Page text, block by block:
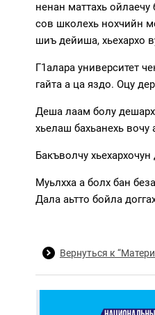
ненан маттахь
сов школехь нохчийн
шиъ дейиша, хьехархо
Г1алара университет
гайта а ца яздо. Оцу
Деша лаам болу
хьелаш бахьанехь
Бакъволчу
Муьлхха а болх бан
Дала аьтто бойла
Вернуться к